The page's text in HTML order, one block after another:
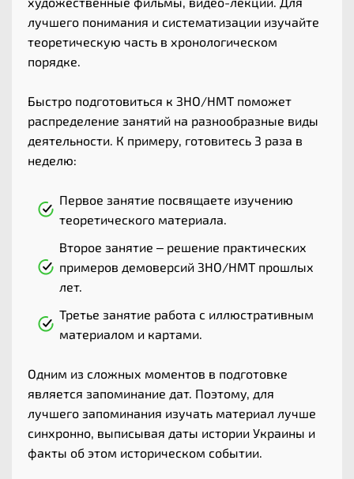
лучшего понимания и систематизации изучайте
теоретическую часть в хронологическом
порядке.
Быстро подготовиться к ЗНО/НМТ поможет
распределение занятий на разнообразные виды
деятельности. К примеру, готовитесь 3 раза в
неделю:
Первое занятие посвящаете изучению
теоретического материала.
Второе занятие – решение практических
примеров демоверсий ЗНО/НМТ прошлых
лет.
Третье занятие работа с иллюстративным
материалом и картами.
Одним из сложных моментов в подготовке
является запоминание дат. Поэтому, для
лучшего запоминания изучать материал лучше
синхронно, выписывая даты истории Украины и
факты об этом историческом событии.